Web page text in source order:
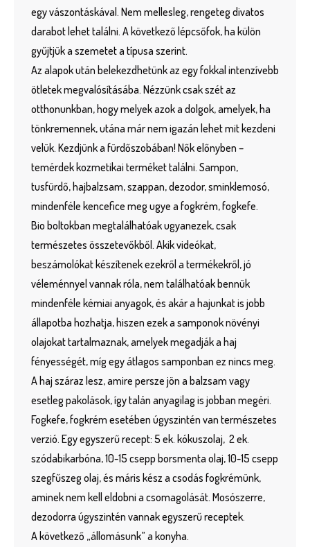
egy vászontáskával. Nem mellesleg, rengeteg divatos
darabot lehet találni. A következő lépcsőfok, ha külön
gyűjtjük a szemetet a típusa szerint.
Az alapok után belekezdhetünk az egy fokkal intenzívebb
ötletek megvalósításába. Nézzünk csak szét az
otthonunkban, hogy melyek azok a dolgok, amelyek, ha
tönkremennek, utána már nem igazán lehet mit kezdeni
velük. Kezdjünk a fürdőszobában! Nők előnyben –
temérdek kozmetikai terméket találni. Sampon,
tusfürdő, hajbalzsam, szappan, dezodor, sminklemosó,
mindenféle kencefice meg ugye a fogkrém, fogkefe.
Bio boltokban megtalálhatóak ugyanezek, csak
természetes összetevőkből. Akik videókat,
beszámolókat készítenek ezekről a termékekről, jó
véleménnyel vannak róla, nem találhatóak bennük
mindenféle kémiai anyagok, és akár a hajunkat is jobb
állapotba hozhatja, hiszen ezek a samponok növényi
olajokat tartalmaznak, amelyek megadják a haj
fényességét, míg egy átlagos samponban ez nincs meg.
A haj száraz lesz, amire persze jön a balzsam vagy
esetleg pakolások, így talán anyagilag is jobban megéri.
Fogkefe, fogkrém esetében úgyszintén van természetes
verzió. Egy egyszerű recept: 5 ek. kókuszolaj, 2 ek.
szódabikarbóna, 10-15 csepp borsmenta olaj, 10-15 csepp
szegfűszeg olaj, és máris kész a csodás fogkrémünk,
aminek nem kell eldobni a csomagolását. Mosószerre,
dezodorra úgyszintén vannak egyszerű receptek.
A következő „állomásunk” a konyha.